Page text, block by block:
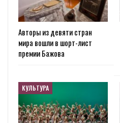
Авторы из девяти стран
мира вошли в шорт-лист
премии Бажова
КУЛЬТУРА